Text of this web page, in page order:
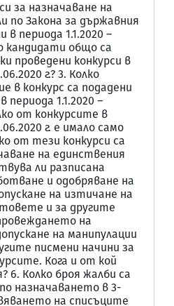
за назначаване на
по Закона за държавния
в периода 1.1.2020 –
кандидати общо са
проведени конкурси в
г.? 3. Колко
в конкурс са подадени
1.1.2020 –
от конкурсите в
г. е имало само
от тези конкурси са
на единствения
ли разписана
и одобряване на
на изтичане на
и за другите
на
на манипулации
писмени начини за
Кога и от кой
6. Колко броя жалби са
назначаването в 3-
на списъците